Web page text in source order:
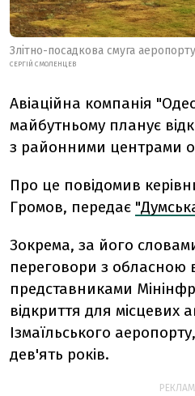
Злітно-посадкова смуга
СЕРГІЙ СМОЛЕНЦЕВ
Авіаційна компанія
майбутньому планує
з районними центрами
Про це повідомив
Громов, передає
Зокрема, за його
переговори з обласною
представниками
відкриття для місцевих
Ізмаїльського
дев'ять років.